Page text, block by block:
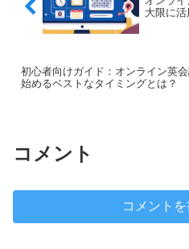
大限に
初心者向けガイド：オンライン英
始めるベストなタイミングとは？
コメント
コメント